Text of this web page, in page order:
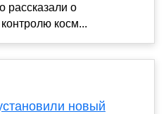
рассказали о
косм...
новый